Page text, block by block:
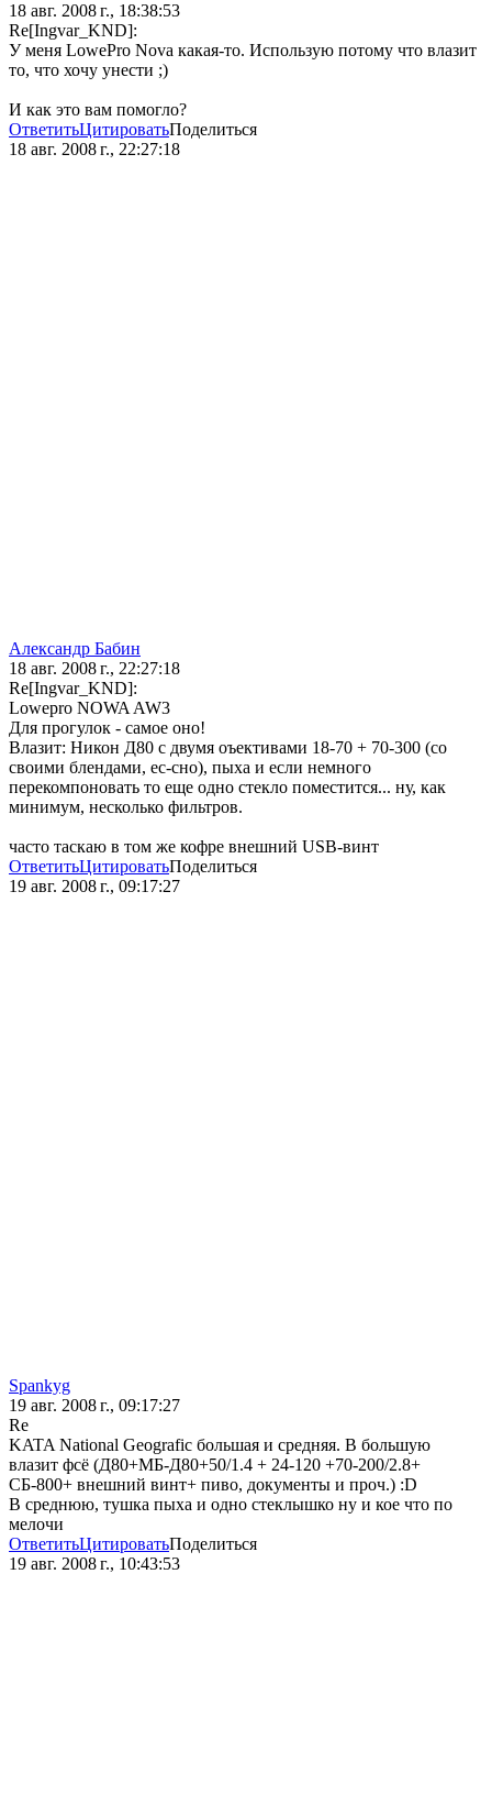
18 авг. 2008 г., 18:38:53
Re[Ingvar_KND]:
У меня LowePro Nova какая-то. Использую потому что влазит
то, что хочу унести ;)
И как это вам помогло?
ОтветитьЦитироватьПоделиться
18 авг. 2008 г., 22:27:18
Александр Бабин
18 авг. 2008 г., 22:27:18
Re[Ingvar_KND]:
Lowepro NOWA AW3
Для прогулок - самое оно!
Влазит: Никон Д80 с двумя оъективами 18-70 + 70-300 (со
своими блендами, ес-сно), пыха и если немного
перекомпоновать то еще одно стекло поместится... ну, как
минимум, несколько фильтров.
часто таскаю в том же кофре внешний USB-винт
ОтветитьЦитироватьПоделиться
19 авг. 2008 г., 09:17:27
Spankyg
19 авг. 2008 г., 09:17:27
Re
KATA National Geografic большая и средняя. В большую
влазит фсё (Д80+МБ-Д80+50/1.4 + 24-120 +70-200/2.8+
СБ-800+ внешний винт+ пиво, документы и проч.) :D
В среднюю, тушка пыха и одно стеклышко ну и кое что по
мелочи
ОтветитьЦитироватьПоделиться
19 авг. 2008 г., 10:43:53